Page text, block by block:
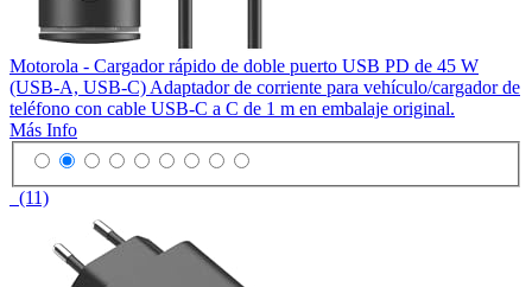
Motorola - Cargador rápido de doble puerto USB PD de 45 W
(USB-A, USB-C) Adaptador de corriente para vehículo/cargador de
teléfono con cable USB-C a C de 1 m en embalaje original.
Más Info
(11)